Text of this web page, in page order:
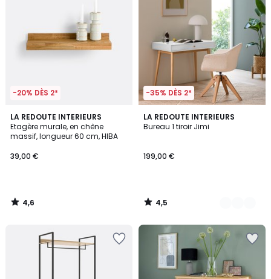
-20% DÈS 2*
LA REDOUTE INTERIEURS
Etagère murale, en chêne
massif, longueur 60 cm, HIBA
39,00 €
4,6
/ 5
4,6
/
-35% DÈS 2*
LA REDOUTE INTERIEURS
Bureau 1 tiroir Jimi
199,00 €
4,5
/ 5
2
Couleurs
4,5
/